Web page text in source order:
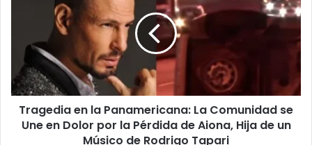
Panamericana:
Comunidad
Une
en
Dolor
por
Tragedia en la Panamericana: La Comunidad se
Une en Dolor por la Pérdida de Aiona, Hija de un
Músico de Rodrigo Tapari